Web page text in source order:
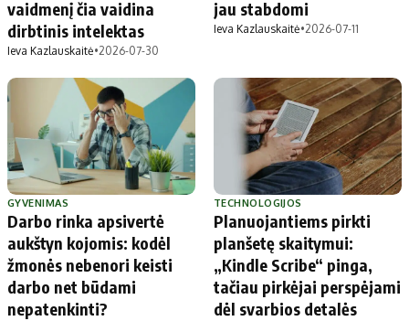
vaidmenį čia vaidina
dirbtinis intelektas
Ieva Kazlauskaitė•2026-07-30
jau stabdomi
Ieva Kazlauskaitė•2026-07-11
GYVENIMAS
Darbo rinka apsivertė
aukštyn kojomis: kodėl
žmonės nebenori keisti
darbo net būdami
nepatenkinti?
TECHNOLOGIJOS
Planuojantiems pirkti
planšetę skaitymui:
„Kindle Scribe“ pinga,
tačiau pirkėjai perspėjami
dėl svarbios detalės